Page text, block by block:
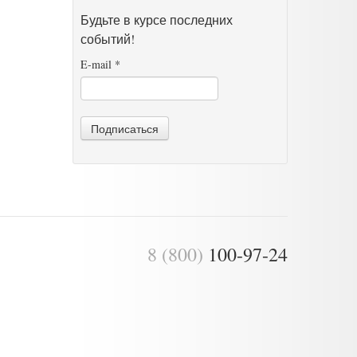
Будьте в курсе последних
событий!
E-mail *
Подписаться
8 (800) 100-97-24